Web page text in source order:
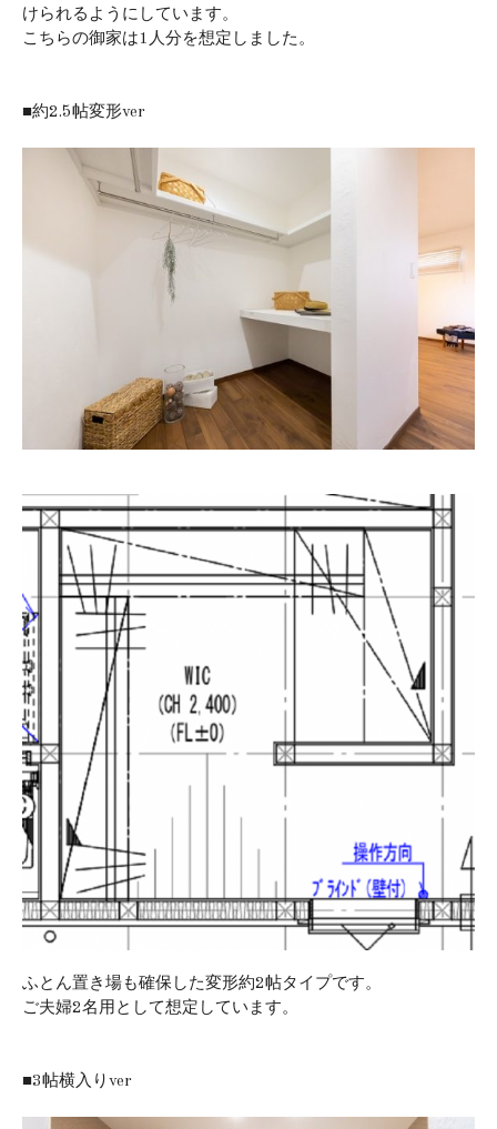
けられるようにしています。
こちらの御家は1人分を想定しました。
■約2.5帖変形ver
ふとん置き場も確保した変形約2帖タイプです。
ご夫婦2名用として想定しています。
■3帖横入りver